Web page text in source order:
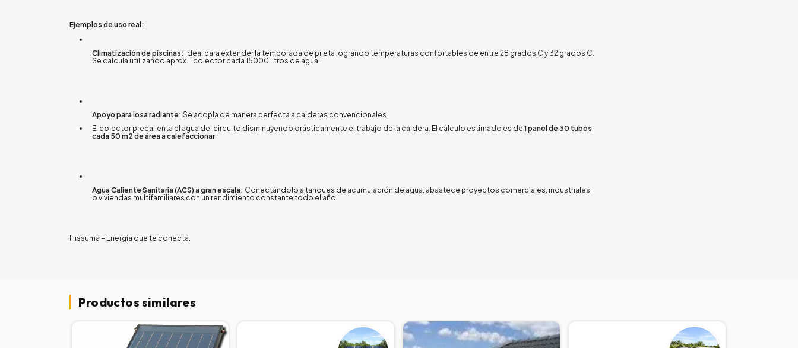
Ejemplos de uso real:
Climatización de piscinas: Ideal para extender la temporada de pileta logrando temperaturas confortables de entre 28 grados C y32 grados C.
Se calcula utilizando aprox. 1 colector cada 15000 litros de agua
Apoyo para losa radiante: Se acopla de manera perfecta a calderas convencionales
El colector precalienta el agua del circuito disminuyendo drásticamente el trabajo de la caldera El cálculo estimado es de 1 panel de 30 tubos
cada 50 m2 de área a calefaccionar.
Agua Caliente Sanitaria (ACS) a gran escala: Conectándolo a tanques de acumulación de agua, abastece proyectos comerciales, industriales
o viviendas multifamiliares con un rendimiento constante todo el año
Hissuma – Energía que te conecta.
Productos similares